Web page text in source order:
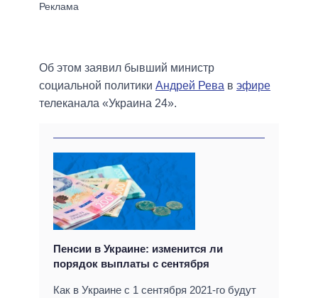
Об этом заявил бывший министр
социальной политики Андрей Рева в эфире
телеканала «Украина 24».
Пенсии в Украине: изменится ли
порядок выплаты с сентября
Как в Украине с 1 сентября 2021-го будут